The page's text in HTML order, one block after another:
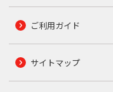
ご利用ガイド
サイトマップ